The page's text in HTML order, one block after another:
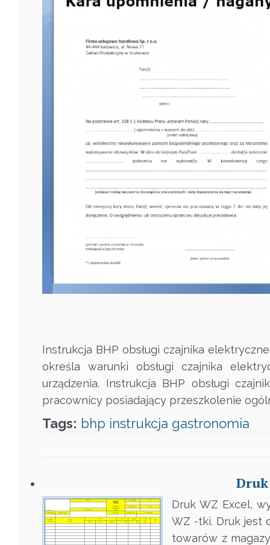
Instrukcja BHP obsługi czajnika
określa warunki obsługi czajnika
urządzenia. Instrukcja BHP obsługi
pracownicy posiadający przeszkolenie
Tags: bhp instrukcja gastronomia
Druk WZ Excel,
WZ -tki. Druk jest
towarów z